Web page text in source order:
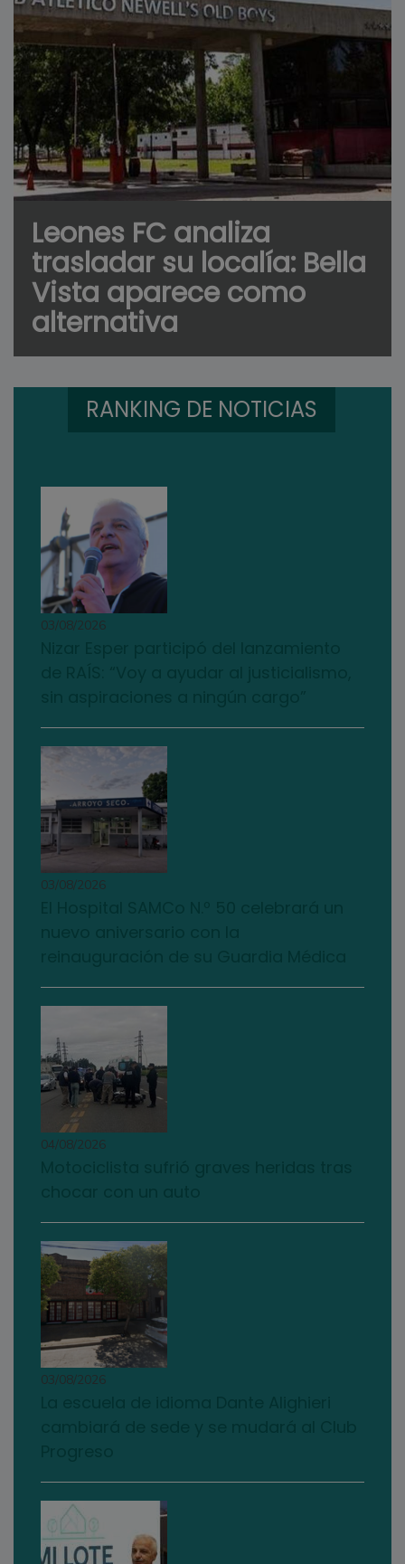
Leones FC analiza
trasladar su localía: Bella
Vista aparece como
alternativa
RANKING DE NOTICIAS
03/08/2026
03/08/2026
04/08/2026
03/08/2026